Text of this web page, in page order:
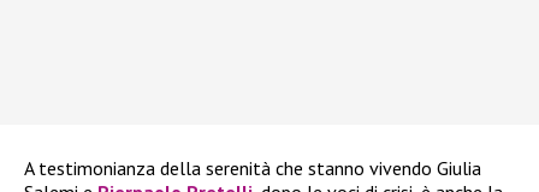
A testimonianza della serenità che stanno vivendo Giulia